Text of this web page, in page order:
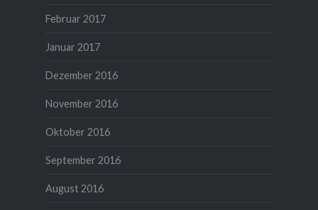
Februar 2017
Januar 2017
Dezember 2016
November 2016
Oktober 2016
September 2016
August 2016